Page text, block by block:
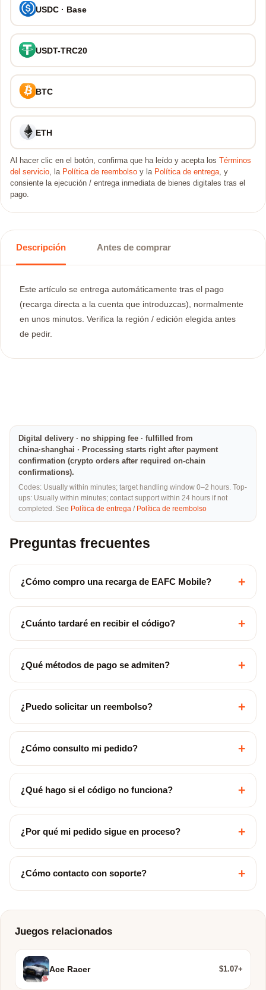
USDC · Base
USDT-TRC20
BTC
ETH
Al hacer clic en el botón, confirma que ha leído y acepta los
Términos
del servicio, la Política de reembolso y la Política de entrega, y
consiente la ejecución / entrega inmediata de bienes digitales tras el
pago.
Descripción Antes de comprar
Este artículo se entrega automáticamente tras el pago
(recarga directa a la cuenta que introduzcas), normalmente
en unos minutos. Verifica la región / edición elegida antes
de pedir.
Digital delivery · no shipping fee · fulfilled from
china·shanghai · Processing starts right after payment
confirmation (crypto orders after required on-chain
confirmations).
Codes: Usually within minutes; target handling window 0–2 hours. Top-
ups: Usually within minutes; contact support within 24 hours if not
completed. See Política de entrega / Política de reembolso
Preguntas frecuentes
¿Cómo compro una recarga de EAFC Mobile? +
¿Cuánto tardaré en recibir el código? +
¿Qué métodos de pago se admiten? +
¿Puedo solicitar un reembolso? +
¿Cómo consulto mi pedido? +
¿Qué hago si el código no funciona? +
¿Por qué mi pedido sigue en proceso? +
¿Cómo contacto con soporte? +
Juegos relacionados
Ace Racer $1.07+